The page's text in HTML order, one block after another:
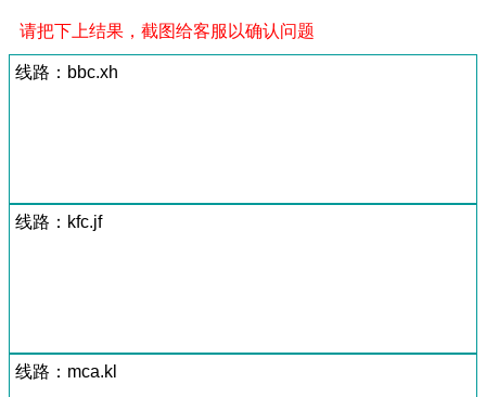
请把下上结果，截图给客服以确认问题
线路：bbc.xh
线路：kfc.jf
线路：mca.kl